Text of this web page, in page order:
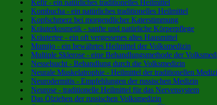
Kefir - ein natürliches traditionelles Heilmittel
Kombucha - ein natürliches traditionelles Heilmittel
Kopfschmerz bei morgendlicher Katerstimmung
Kräuterkosmetik - sanfte und natürliche Körperpflege
Kräutertee - ein oft vergessenes altes Hausmittel
Mumijo - ein bewährtes Heilmittel der Volksmedizin
Multiple Sklerose - eine Behandlungsmethode der
Nesselsucht - Behandlung durch die Volksmedizin
Neurale Muskelatrophie - Heilmittel der traditionellen
Neurodermitis - Empfehlungen der russischen Medizin
Neurose - traditionelle Heilmittel für das Nervensystem
Das Ölziehen der russischen Volksmedizin